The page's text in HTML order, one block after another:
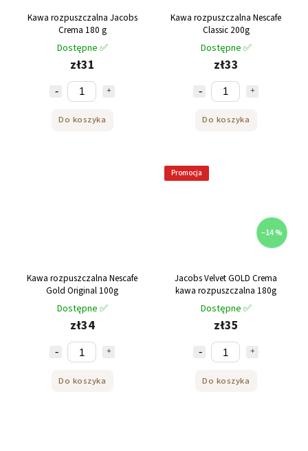
Kawa rozpuszczalna Jacobs
Crema 180 g
Dostępne ✅
zł31
Do koszyka
Kawa rozpuszczalna Nescafe
Classic 200g
Dostępne ✅
zł33
Do koszyka
Kawa rozpuszczalna Nescafe
Gold Original 100g
Dostępne ✅
zł34
Do koszyka
Promocja
–14 %
Jacobs Velvet GOLD Crema
kawa rozpuszczalna 180g
Dostępne ✅
zł35
Do koszyka